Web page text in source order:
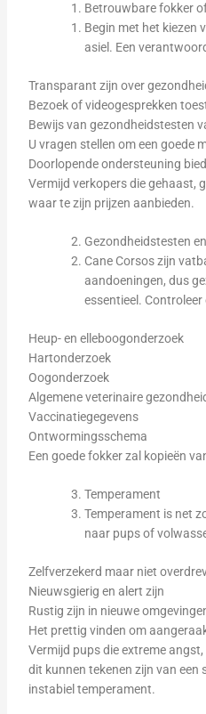
Betrouwbare fokker
Begin met het kiezen
asiel. Een
Transparant zijn over
Bezoek of videogesprekken
Bewijs van gezondheidstesten
U vragen stellen om een goede
Doorlopende ondersteuning
Vermijd verkopers die gehaast,
waar te zijn prijzen aanbieden.
Gezondheidstesten
Cane Corsos zijn
aandoeningen, dus
essentieel. Controleer
Heup- en elleboogonderzoek
Hartonderzoek
Oogonderzoek
Algemene veterinaire
Vaccinatiegegevens
Ontwormingsschema
Een goede fokker zal kopieën
Temperament
Temperament is net
naar pups of
Zelfverzekerd maar niet
Nieuwsgierig en alert zijn
Rustig zijn in nieuwe
Het prettig vinden om
Vermijd pups die extreme
dit kunnen tekenen zijn van een
instabiel temperament.